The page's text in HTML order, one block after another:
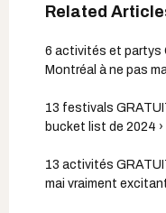
6 activités et partys
Montréal à ne pas
13 festivals
bucket list de 2024 ›
13 activités
mai vraiment